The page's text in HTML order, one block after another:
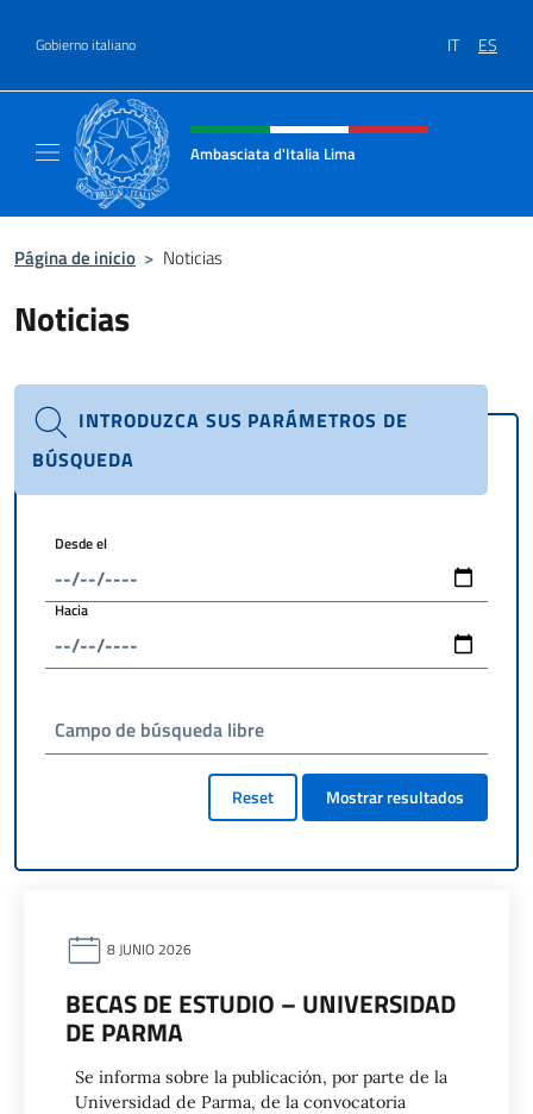
Gobierno italiano IT ES
Encabezado del sitio web,
Ambasciata d'Italia Lima
Página de inicio > Noticias
Noticias
INTRODUZCA SUS PARÁMETROS DE
BÚSQUEDA
Desde el
Hacia
Campo de búsqueda libre
Reset Mostrar resultados
8 JUNIO 2026
BECAS DE ESTUDIO – UNIVERSIDAD
DE PARMA
Se informa sobre la publicación, por parte de la
Universidad de Parma, de la convocatoria